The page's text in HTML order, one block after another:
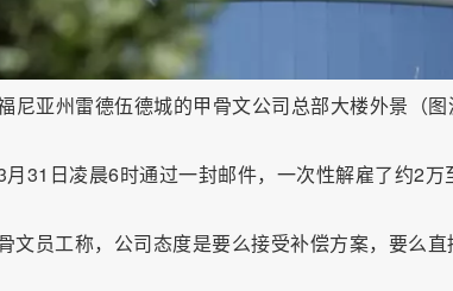
亚州雷德伍德城的甲骨文公司总部大楼外景（图
31日凌晨6时通过一封邮件，一次性解雇了约2万
文员工称，公司态度是要么接受补偿方案，要么直